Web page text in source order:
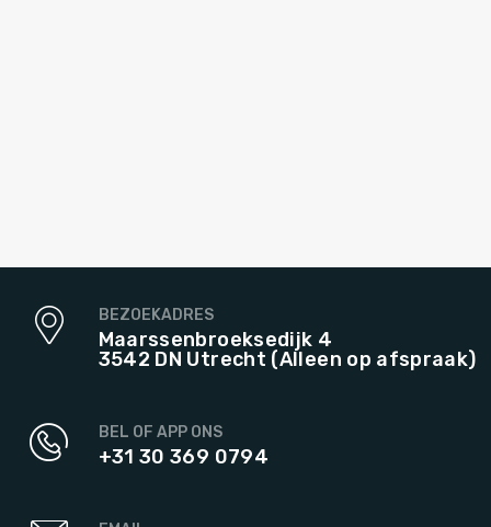
BEZOEKADRES
Maarssenbroeksedijk 4
3542 DN Utrecht (Alleen op afspraak)
BEL OF APP ONS
+31 30 369 0794